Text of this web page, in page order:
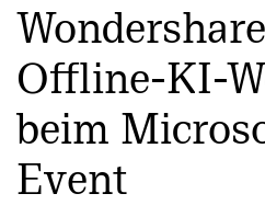
Presseraum
Shop
Offline-KI-
beim
Event